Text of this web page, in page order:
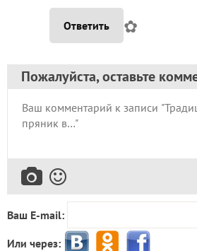
Ответить ✿
Пожалуйста, оставьте
Ваш E-mail:
Или через: